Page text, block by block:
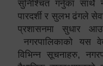
सुनिश्चित गर्नुका साथै
पारदर्शी र सुलभ ढंगले
प्रशासनमा सुधार
नगरपालिकाको यस
विभिन्न सूचनाहरु,